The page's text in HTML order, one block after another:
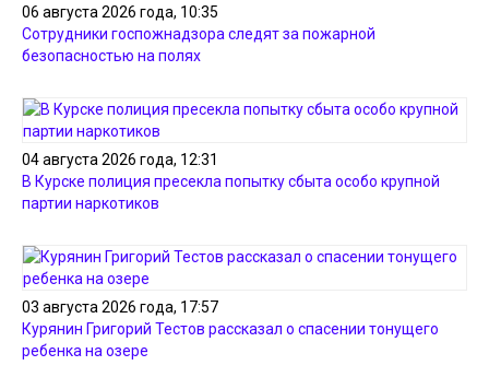
06 августа 2026 года, 10:35
Сотрудники госпожнадзора следят за пожарной
безопасностью на полях
04 августа 2026 года, 12:31
В Курске полиция пресекла попытку сбыта особо крупной
партии наркотиков
03 августа 2026 года, 17:57
Курянин Григорий Тестов рассказал о спасении тонущего
ребенка на озере